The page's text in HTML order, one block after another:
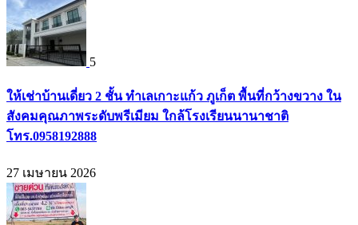
5
ให้เช่าบ้านเดี่ยว 2 ชั้น ทำเลเกาะแก้ว ภูเก็ต พื้นที่กว้างขวาง ใน
สังคมคุณภาพระดับพรีเมียม ใกล้โรงเรียนนานาชาติ
โทร.0958192888
27 เมษายน 2026